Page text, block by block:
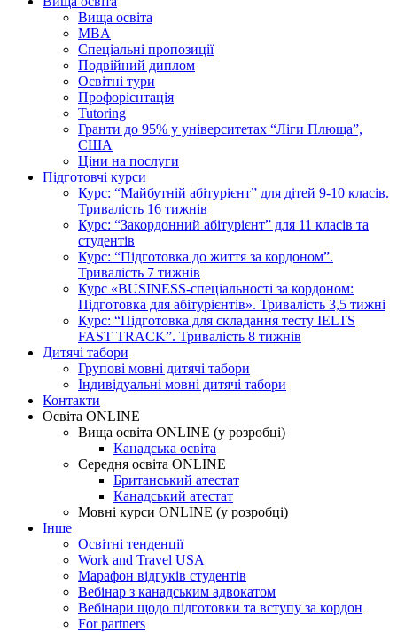
Вища освіта
MBA
Спеціальні пропозиції
Подвійний диплом
Освітні тури
Профорієнтація
Tutoring
Гранти до 95% у університетах “Ліги Плюща”,
США
Ціни на послуги
Підготовчі курси
Курс: “Майбутній абітурієнт” для дітей 9-10 класів.
Тривалість 16 тижнів
Курс: “Закордонний абітурієнт” для 11 класів та
студентів
Курс: “Підготовка до життя за кордоном”.
Тривалість 7 тижнів
Курс «BUSINESS-спеціальності за кордоном:
Підготовка для абітурієнтів». Тривалість 3,5 тижні
Курс: “Підготовка для складання тесту IELTS
FAST TRACK”. Тривалість 8 тижнів
Дитячі табори
Групові мовні дитячі табори
Індивідуальні мовні дитячі табори
Контакти
Освіта ONLINE
Вища освіта ONLINE (у розробці)
Канадська освіта
Середня освіта ONLINE
Британський атестат
Канадський атестат
Мовні курси ONLINE (у розробці)
Інше
Освітні тенденції
Work and Travel USA
Марафон відгуків студентів
Вебінар з канадським адвокатом
Вебінари щодо підготовки та вступу за кордон
For partners